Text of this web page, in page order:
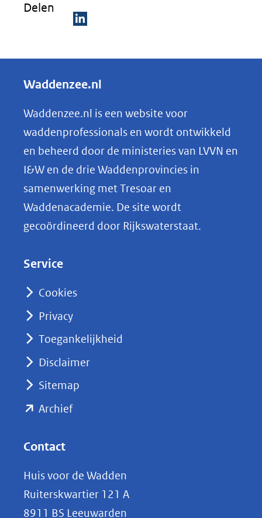
Delen
e
e
n
o
p
k
e
nieuw
naar
Waddenzee.nl
Waddenzee.nl is een website voor
waddenprofessionals en wordt ontwikkeld
en beheerd door de ministeries van LVVN en
I&W en de drie Waddenprovincies in
samenwerking met Tresoar en
Waddenacademie. De site wordt
gecoördineerd door Rijkswaterstaat.
Service
Cookies
Privacy
Toegankelijkheid
Disclaimer
Sitemap
Archief(opent
(verwijst
naar
Contact
Huis voor de Wadden
Ruiterskwartier 121 A
8911 BS Leeuwarden